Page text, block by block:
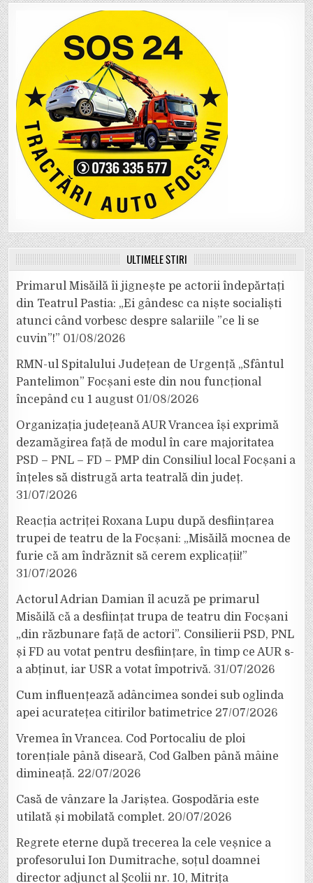
ULTIMELE ȘTIRI
Primarul Misăilă îi jignește pe actorii îndepărtați
din Teatrul Pastia: „Ei gândesc ca niște socialiști
atunci când vorbesc despre salariile ”ce li se
cuvin”!” 01/08/2026
RMN-ul Spitalului Județean de Urgență „Sfântul
Pantelimon” Focșani este din nou funcțional
începând cu 1 august 01/08/2026
Organizația județeană AUR Vrancea își exprimă
dezamăgirea față de modul în care majoritatea
PSD – PNL – FD – PMP din Consiliul local Focșani a
înțeles să distrugă arta teatrală din județ.
31/07/2026
Reacția actriței Roxana Lupu după desființarea
trupei de teatru de la Focșani: „Misăilă mocnea de
furie că am îndrăznit să cerem explicații!”
31/07/2026
Actorul Adrian Damian îl acuză pe primarul
Misăilă că a desființat trupa de teatru din Focșani
„din răzbunare față de actori”. Consilierii PSD, PNL
și FD au votat pentru desființare, în timp ce AUR s-
a abținut, iar USR a votat împotrivă. 31/07/2026
Cum influențează adâncimea sondei sub oglinda
apei acuratețea citirilor batimetrice 27/07/2026
Vremea în Vrancea. Cod Portocaliu de ploi
torențiale până diseară, Cod Galben până mâine
dimineață. 22/07/2026
Casă de vânzare la Jariștea. Gospodăria este
utilată și mobilată complet. 20/07/2026
Regrete eterne după trecerea la cele veșnice a
profesorului Ion Dumitrache, soțul doamnei
director adjunct al Școlii nr. 10, Mitrița